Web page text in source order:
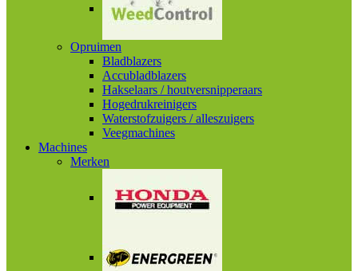
Opruimen
Bladblazers
Accubladblazers
Hakselaars / houtversnipperaars
Hogedrukreinigers
Waterstofzuigers / alleszuigers
Veegmachines
Machines
Merken